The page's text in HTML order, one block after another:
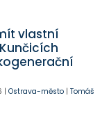
vlastní
| Ostrava-město| Tomáš